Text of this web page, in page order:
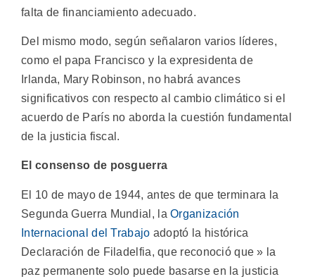
falta de financiamiento adecuado.
Del mismo modo, según señalaron varios líderes,
como el papa Francisco y la expresidenta de
Irlanda, Mary Robinson, no habrá avances
significativos con respecto al cambio climático si el
acuerdo de París no aborda la cuestión fundamental
de la justicia fiscal.
El consenso de posguerra
El 10 de mayo de 1944, antes de que terminara la
Segunda Guerra Mundial, laOrganización
Internacional del Trabajo adoptó la histórica
Declaración de Filadelfia, que reconoció que » la
paz permanente solo puede basarse en la justicia